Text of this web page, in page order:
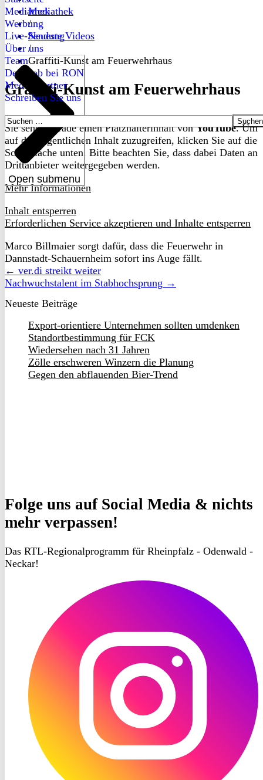
Mediathek
Werbung
Live-Sendung
Über uns
Open submenu
Team
Dein Job bei RON
Medienpartner
Schreiben Sie uns
Suchen
nach:
Mediathek
/
Neueste Videos
/
Graffiti-Kunst am Feuerwehrhaus
Graffiti-Kunst am Feuerwehrhaus
Sie sehen gerade einen Platzhalterinhalt vonYouTube. Um
auf den eigentlichen Inhalt zuzugreifen, klicken Sie auf die
Schaltfläche unten. Bitte beachten Sie, dass dabei Daten an
Drittanbieter weitergegeben werden.
Mehr Informationen
Inhalt entsperren
Erforderlichen Service akzeptieren und Inhalte entsperren
Marco Billmaier sorgt dafür, dass die Feuerwehr in
Dannstadt-Schauernheim sofort ins Auge fällt.
← ver.di streikt weiter
Nachwuchstalent im Stabhochsprung →
Neueste Beiträge
Export-orientiere Unternehmen sollten umdenken
Standortbestimmung für FCK
Wiedersehen nach 31 Jahren
Zölle erschweren Winzern die Planung
Gegen den abflauenden Bier-Trend
Folge uns auf Social Media & nichts
mehr verpassen!
Das RTL-Regionalprogramm für Rheinpfalz - Odenwald -
Neckar!
Instagram